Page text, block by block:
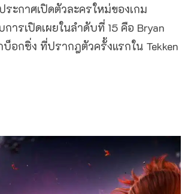
ระกาศเปิดตัวละครใหม่ของเกม
การเปิดเผยในลำดับที่ 15 คือ Bryan
อกซิ่ง ที่ปรากฎตัวครั้งแรกใน Tekken